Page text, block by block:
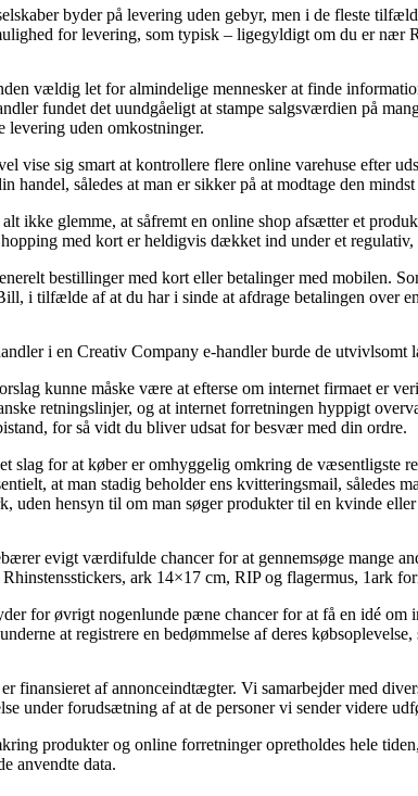
byder på levering uden gebyr, men i de fleste
for levering, som typisk – ligegyldigt om du er
vældig let for almindelige mennesker at finde
fundet det uundgåeligt at stampe salgsværdien på
levering uden omkostninger.
vise sig smart at kontrollere flere online varehuse efter
handel, således at man er sikker på at modtage den
ikke glemme, at såfremt en online shop afsætter et
med kort er heldigvis dækket ind under et
bestillinger med kort eller betalinger med mobilen.
i tilfælde af at du har i sinde at afdrage betalingen over
i en Creativ Company e-handler burde de
kunne måske være at efterse om internet firmaet er
retningslinjer, og at internet forretningen hyppigt
for så vidt du bliver udsat for besvær med din ordre.
slag for at køber er omhyggelig omkring de væsentligste
at man stadig beholder ens kvitteringsmail, således
uden hensyn til om man søger produkter til en kvinde eller
evigt værdifulde chancer for at gennemsøge mange
ark 14×17 cm, RIP og flagermus, 1ark
for øvrigt nogenlunde pæne chancer for at få en idé om
at registrere en bedømmelse af deres
finansieret af annonceindtægter. Vi samarbejder med
under forudsætning af at de personer vi sender videre
produkter og online forretninger opretholdes hele
anvendte data.